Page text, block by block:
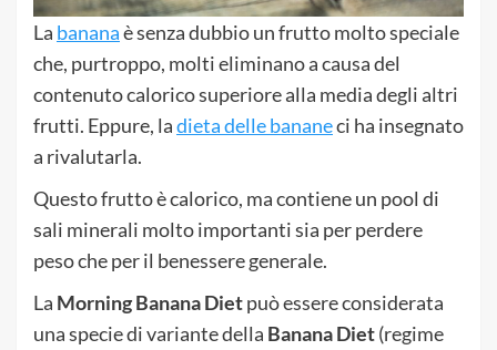
La bananaè senza dubbio un frutto molto speciale
che, purtroppo, molti eliminano a causa del
contenuto calorico superiore alla media degli altri
frutti. Eppure, ladieta delle bananeci ha insegnato
a rivalutarla.
Questo frutto è calorico, ma contiene un pool di
sali minerali molto importanti sia per perdere
peso che per il benessere generale.
La Morning Banana Dietpuò essere considerata
una specie di variante della Banana Diet(regime